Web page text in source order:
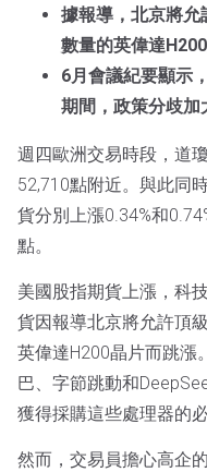
據報導，北京將允
數量的英偉達
6月會議紀要顯示
期間，政策分歧加
週四歐洲交易時段，道
52,710點附近。與此同
貨分別上漲0.34%和
點。
美國股指期貨上漲，科
貨因報導北京將允許頂
英偉達H200晶片而跳漲
巴、字節跳動和
獲得採購這些處理器的必
然而，交易員擔心高企